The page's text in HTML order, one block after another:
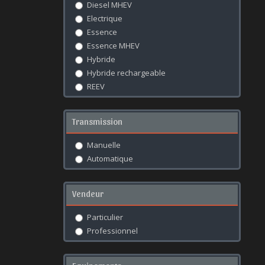
FIAT
FORD
GAC
GEELY
GENESIS
GWM
HONDA
ICAUR
ISUZU
JAC
JAECOO
JAGUAR
JEEP
KIA
LAMBORGHINI
Diesel MHEV
Electrique
Essence
Essence MHEV
Hybride
Hybride rechargeable
REEV
Transmission
Manuelle
Automatique
Vendeur
Particulier
Professionnel